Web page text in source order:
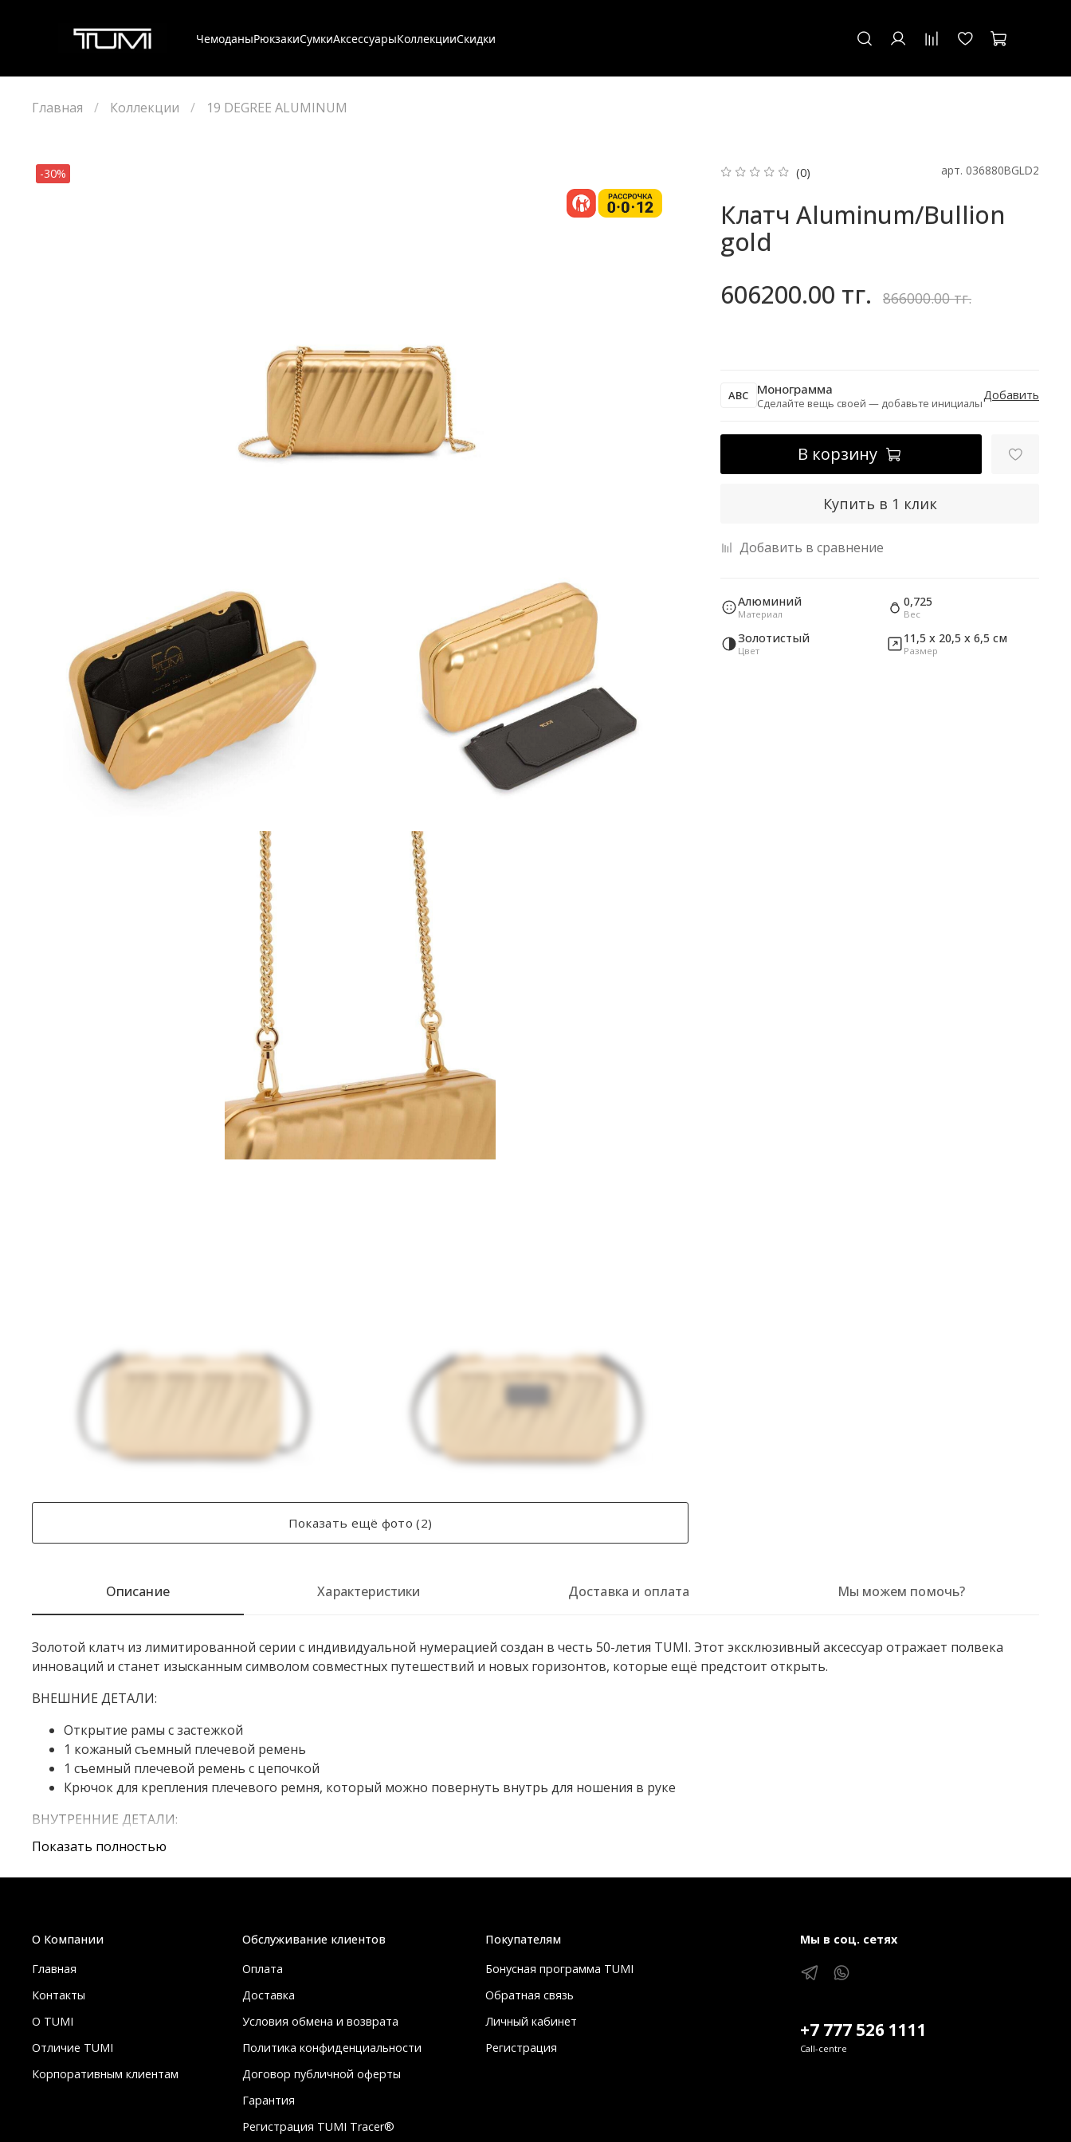
ЧемоданыРюкзакиСумкиАксессуарыКоллекцииСкидки
Главная Коллекции 19 DEGREE ALUMINUM
-30%
Показать ещё фото (2)
(0) арт. 036880BGLD2
Клатч Aluminum/Bullion
gold
606200.00 тг.
866000.00 тг.
ABC Монограмма
Сделайте вещь своей — добавьте инициалы
Добавить
В корзину
Купить в 1 клик
Добавить в сравнение
Алюминий
Материал
0,725
Вес
Золотистый
Цвет
11,5 х 20,5 х 6,5 см
Размер
Описание Характеристики Доставка и оплата Мы можем помочь?
Золотой клатч из лимитированной серии с индивидуальной нумерацией создан в честь 50-летия TUMI. Этот эксклюзивный аксессуар отражает полвека
инноваций и станет изысканным символом совместных путешествий и новых горизонтов, которые ещё предстоит открыть.
ВНЕШНИЕ ДЕТАЛИ:
Открытие рамы с застежкой
1 кожаный съемный плечевой ремень
1 съемный плечевой ремень с цепочкой
Крючок для крепления плечевого ремня, который можно повернуть внутрь для ношения в руке
ВНУТРЕННИЕ ДЕТАЛИ:
Открытый карман со складками
Показать полностью
О Компании
Главная
Контакты
О TUMI
Отличие TUMI
Корпоративным клиентам
Обслуживание клиентов
Оплата
Доставка
Условия обмена и возврата
Политика конфиденциальности
Договор публичной оферты
Гарантия
Регистрация TUMI Tracer®
Покупателям
Бонусная программа TUMI
Обратная связь
Личный кабинет
Регистрация
Мы в соц. сетях
+7 777 526 1111
Call-centre